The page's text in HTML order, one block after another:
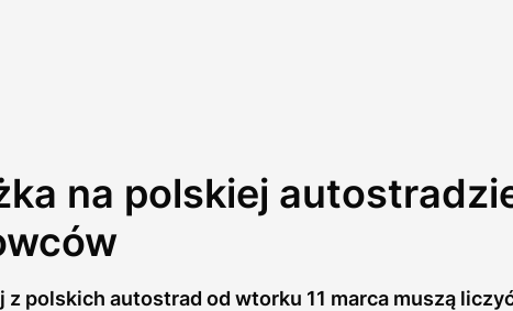
na polskiej
polskich autostrad od wtorku 11 marca muszą